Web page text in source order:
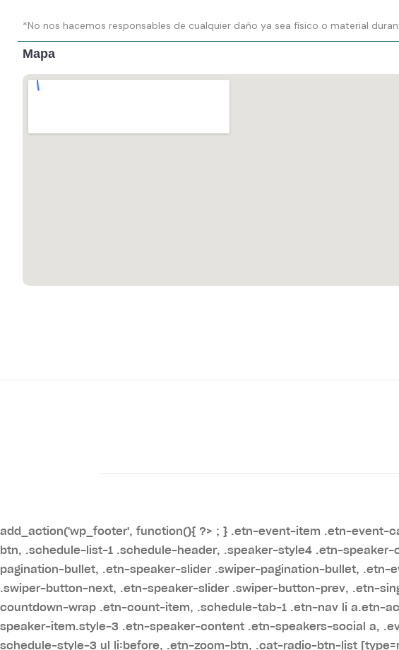
*No nos hacemos responsables de cualquier daño ya sea físico o material
Mapa
add_action('wp_footer', function(){ ?> ; } .etn-event-item .etn-event-
btn, .schedule-list-1 .schedule-header, .speaker-style4 .etn-
pagination-bullet, .etn-speaker-slider .swiper-pagination-bullet,
.swiper-button-next, .etn-speaker-slider .swiper-button-prev, .etn-
countdown-wrap .etn-count-item, .schedule-tab-1 .etn-nav li a.etn-
speaker-item.style-3 .etn-speaker-content .etn-speakers-social a,
schedule-style-3 ul li:before, .etn-zoom-btn, .cat-radio-btn-list